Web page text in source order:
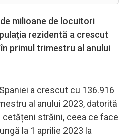
milioane de locuitori
rezidentă a crescut
primul trimestru al anului
a crescut cu 136.916
al anului 2023, datorită
străini, ceea ce face
la 1 aprilie 2023 la